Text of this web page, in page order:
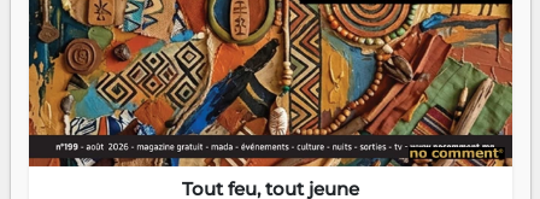
Tout feu, tout jeune